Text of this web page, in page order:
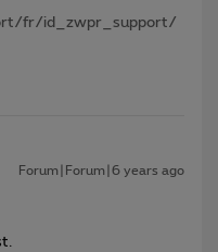
fr/id_zwpr_support/
Forum|Forum|6 years ago